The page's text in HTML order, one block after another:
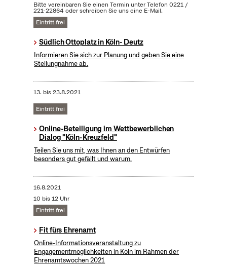
Bitte vereinbaren Sie einen Termin unter Telefon 0221 /
221-22864 oder schreiben Sie uns eine E-Mail.
Eintritt frei
Südlich Ottoplatz in Köln- Deutz
Informieren Sie sich zur Planung und geben Sie eine
Stellungnahme ab.
13. bis23.8.2021
Eintritt frei
Online-Beteiligung im Wettbewerblichen
Dialog "Köln-Kreuzfeld"
Teilen Sie uns mit, was Ihnen an den Entwürfen
besonders gut gefällt und warum.
16.8.2021
10 bis 12 Uhr
Eintritt frei
Fit fürs Ehrenamt
Online-Informationsveranstaltung zu
Engagementmöglichkeiten in Köln im Rahmen der
Ehrenamtswochen 2021